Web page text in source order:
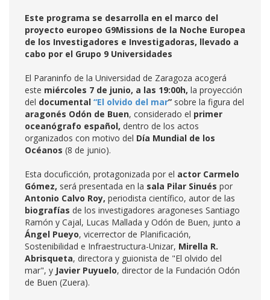
Este programa se desarrolla en el marco del
proyecto europeo G9Missions de la Noche Europea
de los Investigadores e Investigadoras, llevado a
cabo por el Grupo 9 Universidades
El Paraninfo de la Universidad de Zaragoza acogerá
este miércoles 7 de junio, a las 19:00h, la proyección
del documental “El olvido del mar” sobre la figura del
aragonés Odón de Buen, considerado el primer
oceanógrafo español, dentro de los actos
organizados con motivo del Día Mundial de los
Océanos (8 de junio).
Esta docuficción, protagonizada por el actor Carmelo
Gómez, será presentada en la sala Pilar Sinués por
Antonio Calvo Roy, periodista científico, autor de las
biografías de los investigadores aragoneses Santiago
Ramón y Cajal, Lucas Mallada y Odón de Buen, junto a
Ángel Pueyo, vicerrector de Planificación,
Sostenibilidad e Infraestructura-Unizar, Mirella R.
Abrisqueta, directora y guionista de "El olvido del
mar", y Javier Puyuelo, director de la Fundación Odón
de Buen (Zuera).